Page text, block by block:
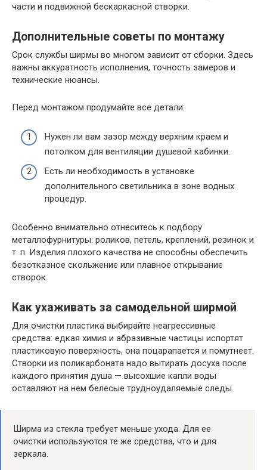
части и подвижной бескаркасной створки.
Дополнительные советы по монтажу
Срок службы ширмы во многом зависит от сборки. Здесь
важны аккуратность исполнения, точность замеров и
технические нюансы.
Перед монтажом продумайте все детали:
Нужен ли вам зазор между верхним краем и
потолком для вентиляции душевой кабинки.
Есть ли необходимость в установке
дополнительного светильника в зоне водных
процедур.
Особенно внимательно отнеситесь к подбору
металлофурнитуры: роликов, петель, креплений, резинок и
т. п. Изделия плохого качества не способны обеспечить
безотказное скольжение или плавное открывание
створок.
Как ухаживать за самодельной ширмой
Для очистки пластика выбирайте неагрессивные
средства: едкая химия и абразивные частицы испортят
пластиковую поверхность, она поцарапается и помутнеет.
Створки из поликарбоната надо вытирать досуха после
каждого принятия душа — высохшие капли воды
оставляют на нем белесые трудноудаляемые следы.
Ширма из стекла требует меньше ухода. Для ее
очистки используются те же средства, что и для
зеркала.